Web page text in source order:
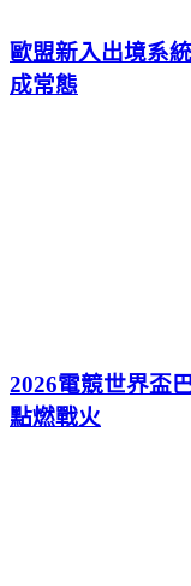
歐盟新入出境系
成常態
2026電競世界盃
點燃戰火